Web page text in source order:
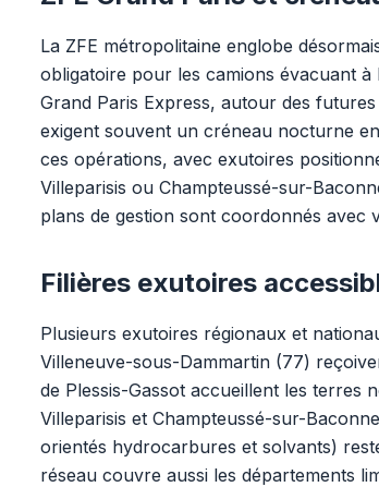
La ZFE métropolitaine englobe
obligatoire pour les camions évacuant
Grand Paris Express, autour des
exigent souvent un créneau nocturne
ces opérations, avec exutoires
Villeparisis ou Champteussé-sur-
plans de gestion sont coordonnés
Filières exutoires
Plusieurs exutoires régionaux et
Villeneuve-sous-Dammartin (77)
de Plessis-Gassot accueillent les terres
Villeparisis et Champteussé-sur-
orientés hydrocarbures et solvants)
réseau couvre aussi les départements